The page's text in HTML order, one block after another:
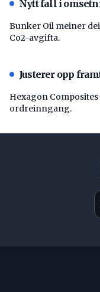
Nytt fall i
Bunker Oil meiner
Co2-avgifta.
Justerer opp
Hexagon
ordreinngang.